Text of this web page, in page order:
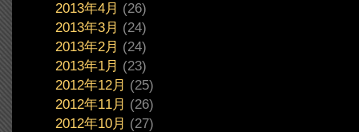
2013年4月 (26)
2013年3月 (24)
2013年2月 (24)
2013年1月 (23)
2012年12月 (25)
2012年11月 (26)
2012年10月 (27)